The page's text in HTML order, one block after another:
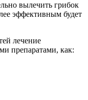
вылечить грибок
эффективным будет
лечение
препаратами, как: